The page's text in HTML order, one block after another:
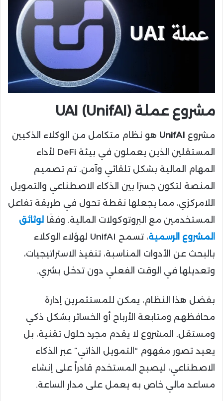
مشروع عملة UAI (UnifAI)
مشروع UnifAI هو نظام متكامل من الوكلاء الذكيين
المستقلين الذين يعملون في بيئة DeFi لأداء
المهام المالية بشكل تلقائي وآمن. تم تصميم
المنصة لتكون جسرًا بين الذكاء الاصطناعي والتمويل
اللامركزي، مما يجعلها نقطة تحول في طريقة تفاعل
المستخدمين مع البروتوكولات المالية. وفقًا لوثائق
المشروع الرسمية
، تسمح UnifAI لهؤلاء الوكلاء
بالبحث عن الأدوات المناسبة، تنفيذ الاستراتيجيات،
وتعديلها في الوقت الفعلي دون تدخل بشري.
بفضل هذا النظام، يمكن للمستثمرين إدارة
محافظهم ومتابعة الأرباح أو الخسائر بشكل ذكي
ومستقل. المشروع لا يقدم مجرد حلول تقنية، بل
يعيد تصور مفهوم “التمويل الذاتي” عبر الذكاء
الاصطناعي، ليصبح المستخدم قادراً على إنشاء
مساعد مالي خاص به يعمل على مدار الساعة.